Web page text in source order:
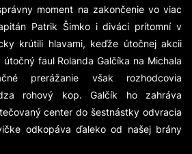
moment na zakončenie vo viac
Patrik Šimko i diváci prítomní v
krútili hlavami, keďže útočnej akcii
faul Rolanda Galčíka na Michala
prerážanie však rozhodcovia
rohový kop. Galčík ho zahráva
center do šestnástky odvracia
odkopáva ďaleko od našej brány